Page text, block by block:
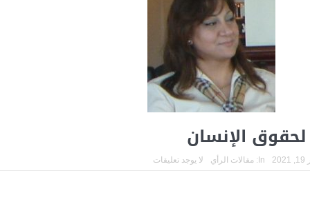
الإنسان
In: مقالات الرأي لا يوجد تعليقات